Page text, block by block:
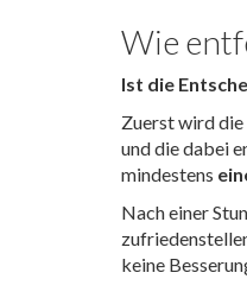
Wie
Ist die
Zuerst wird
und die dabei
mindestens
Nach einer
keine